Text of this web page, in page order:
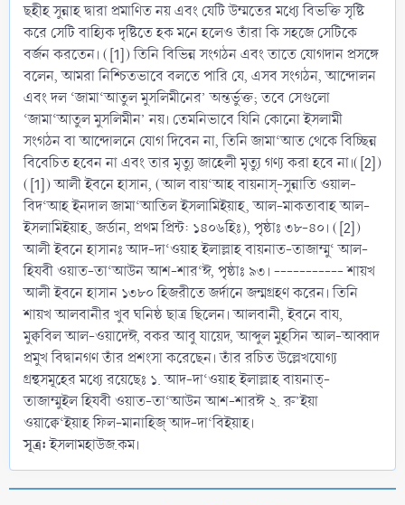
ছহীহ সুন্নাহ দ্বারা প্রমাণিত নয় এবং যেটি উম্মতের মধ্যে বিভক্তি সৃষ্টি
করে সেটি বাহ্যিক দৃষ্টিতে হক মনে হলেও তাঁরা কি সহজে সেটিকে
বর্জন করতেন। ([1]) তিনি বিভিন্ন সংগঠন এবং তাতে যোগদান প্রসঙ্গে
বলেন, আমরা নিশ্চিতভাবে বলতে পারি যে, এসব সংগঠন, আন্দোলন
এবং দল ‘জামা‘আতুল মুসলিমীনের’ অন্তর্ভুক্ত; তবে সেগুলো
‘জামা‘আতুল মুসলিমীন’ নয়। তেমনিভাবে যিনি কোনো ইসলামী
সংগঠন বা আন্দোলনে যোগ দিবেন না, তিনি জামা‘আত থেকে বিচ্ছিন্ন
বিবেচিত হবেন না এবং তার মৃত্যু জাহেলী মৃত্যু গণ্য করা হবে না।([2])
([1]) আলী ইবনে হাসান, (আল বায়‘আহ বায়নাস্‌-সুন্নাতি ওয়াল-
বিদ‘আহ ইনদাল জামা‘আতিল ইসলামিইয়াহ, আল-মাকতাবাহ আল-
ইসলামিইয়াহ, জর্ডান, প্রথম প্রিন্ট: ১৪০৬হিঃ), পৃষ্ঠাঃ ৩৮-৪০। ([2])
আলী ইবনে হাসানঃ আদ-দা‘ওয়াহ ইলাল্লাহ বায়নাত-তাজাম্মু‘ আল-
হিযবী ওয়াত-তা‘আউন আশ-শার‘ঈ, পৃষ্ঠাঃ ৯৩। ----------- শায়খ
আলী ইবনে হাসান ১৩৮০ হিজরীতে জর্দানে জন্মগ্রহণ করেন। তিনি
শায়খ আলবানীর খুব ঘনিষ্ঠ ছাত্র ছিলেন। আলবানী, ইবনে বায,
মুক্ববিল আল-ওয়াদেঈ, বকর আবু যায়েদ, আব্দুল মুহসিন আল-আব্বাদ
প্রমুখ বিদ্বানগণ তাঁর প্রশংসা করেছেন। তাঁর রচিত উল্লেখযোগ্য
গ্রন্থসমূহের মধ্যে রয়েছেঃ ১. আদ-দা‘ওয়াহ ইলাল্লাহ বায়নাত্‌-
তাজাম্মুইল হিযবী ওয়াত-তা‘আউন আশ-শারঈ ২. রু’ইয়া
ওয়াক্বে‘ইয়াহ ফিল-মানাহিজ্‌ আদ-দা‘বিইয়াহ।
সূত্র:ইসলামহাউজ.কম।